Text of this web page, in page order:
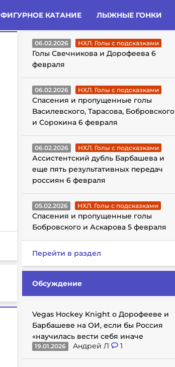
ФИГУРНОЕ КАТАНИЕ ЛЫЖНЫЕ ГОНКИ
ГОЛЫ С ПОДСКАЗКАМИ
06.02.2026 НХЛ. Голы с подсказками
Голы Свечникова и Дорофеева 6
февраля
06.02.2026 НХЛ. Голы с подсказками
Спасения и пропущенные голы
Василевского, Тарасова, Бобровского
и Сорокина 6 февраля
06.02.2026 НХЛ. Голы с подсказками
Ассистентский дубль Барбашева и
еще пять результативных передач
россиян 6 февраля
05.02.2026 НХЛ. Голы с подсказками
Спасения и пропущенные голы
Бобровского и Аскарова 5 февраля
Перейти в раздел
Обсуждение
Vegas Hockey Knight о Дорофееве и
Барбашеве на ОИ, если бы Россия
«научилась вести себя иначе
19.01.2026 Андрей Л 1